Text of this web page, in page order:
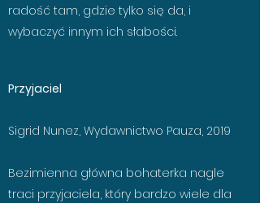
radość tam, gdzie tylko się da, i
wybaczyć innym ich słabości.
Przyjaciel
Sigrid Nunez, Wydawnictwo Pauza, 2019
Bezimienna główna bohaterka nagle
traci przyjaciela, który bardzo wiele dla